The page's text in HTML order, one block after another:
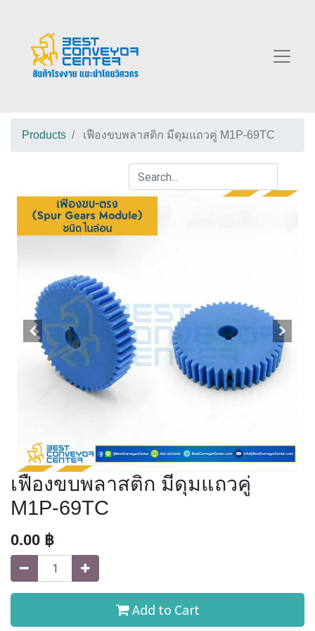
Products เฟืองขบพลาสติก มีดุมแถวคู่ M1P-69TC
เฟืองขบพลาสติก มีดุมแถวคู่
M1P-69TC
0.00 ฿
Add to Cart